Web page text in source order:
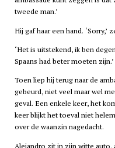
tweede man.’
Hij gaf haar een hand. ‘Sorry,’
‘Het is uitstekend, ik ben
Spaans had beter moeten zijn.’
Toen liep hij terug naar de
gebeurd, niet veel maar wel
geval. Een enkele keer, het
keer blijkt het toeval niet
over de waanzin nagedacht.
Alejandro zit in zijn witte auto,